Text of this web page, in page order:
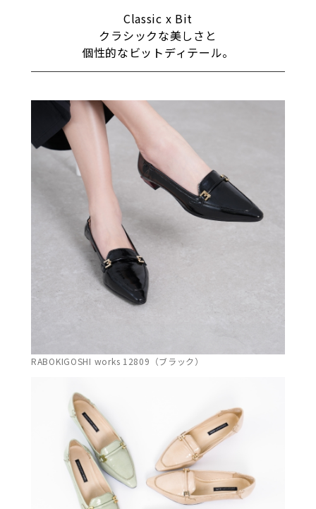
Classic x Bit
クラシックな美しさと
個性的なビットディテール。
RABOKIGOSHI works 12809（ブラック）